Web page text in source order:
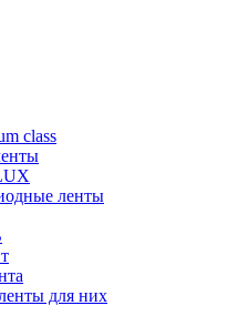
class
ленты
для них